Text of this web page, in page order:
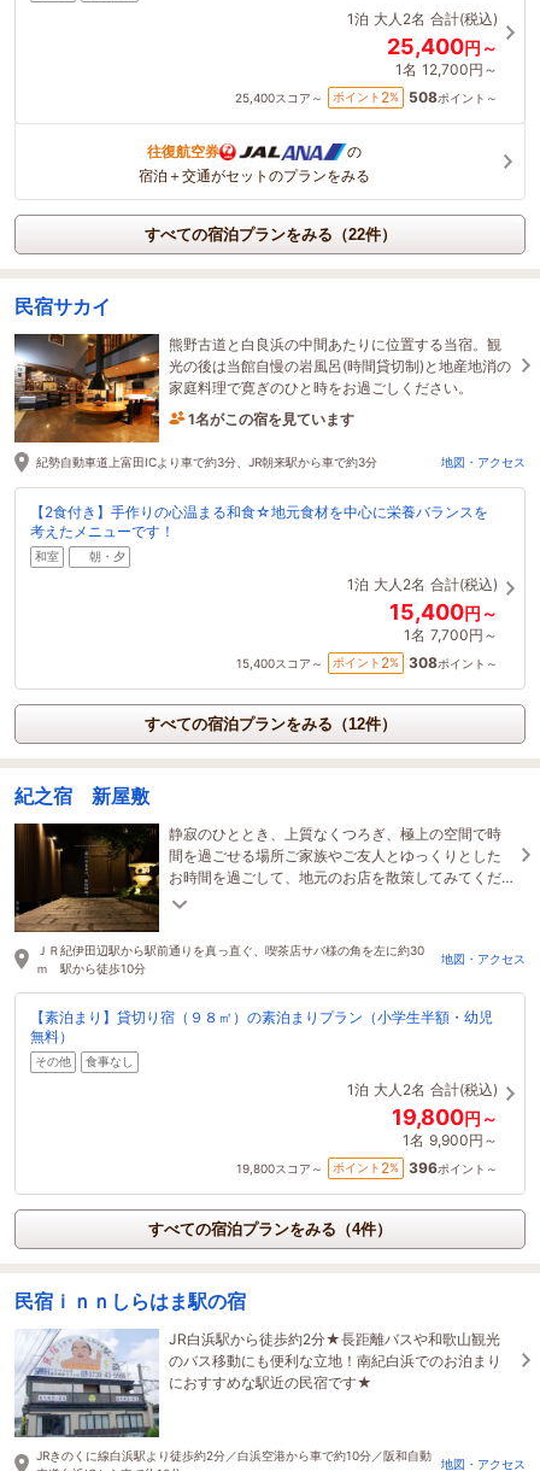
1泊 大人2名 合計(税込)
25,400円～
1名 12,700円～
25,400スコア～ ポイント 2% 508ポイント～
往復航空券
の
宿泊＋交通がセットのプランをみる
すべての宿泊プランをみる（22件）
民宿サカイ
熊野古道と白良浜の中間あたりに位置する当宿。観
光の後は当館自慢の岩風呂(時間貸切制)と地産地消の
家庭料理で寛ぎのひと時をお過ごしください。
1名がこの宿を見ています
紀勢自動車道上富田ICより車で約3分、JR朝来駅から車で約3分 地図・アクセス
【2食付き】手作りの心温まる和食☆地元食材を中心に栄養バランスを
考えたメニューです！
和室 朝・夕
1泊 大人2名 合計(税込)
15,400円～
1名 7,700円～
15,400スコア～ ポイント 2% 308ポイント～
すべての宿泊プランをみる（12件）
紀之宿 新屋敷
静寂のひととき、上質なくつろぎ、極上の空間で時
間を過ごせる場所ご家族やご友人とゆっくりとした
お時間を過ごして、地元のお店を散策してみてくだ
さい駅から徒歩8分、海水浴場まで徒歩２分
ＪＲ紀伊田辺駅から駅前通りを真っ直ぐ、喫茶店サバ様の角を左に約30
ｍ 駅から徒歩10分
地図・アクセス
【素泊まり】貸切り宿（９８㎡）の素泊まりプラン（小学生半額・幼児
無料）
その他 食事なし
1泊 大人2名 合計(税込)
19,800円～
1名 9,900円～
19,800スコア～ ポイント 2% 396ポイント～
すべての宿泊プランをみる（4件）
民宿ｉｎｎしらはま駅の宿
JR白浜駅から徒歩約2分★長距離バスや和歌山観光
のバス移動にも便利な立地！南紀白浜でのお泊まり
におすすめな駅近の民宿です★
JRきのくに線白浜駅より徒歩約2分／白浜空港から車で約10分／阪和自動
地図・アクセス